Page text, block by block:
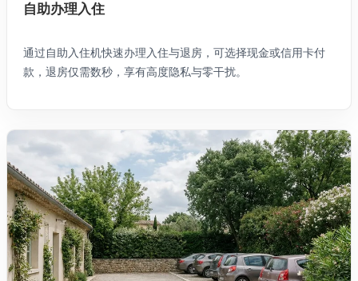
自助办理入住
通过自助入住机快速办理入住与退房，可选择现金或信用卡付
款，退房仅需数秒，享有高度隐私与零干扰。